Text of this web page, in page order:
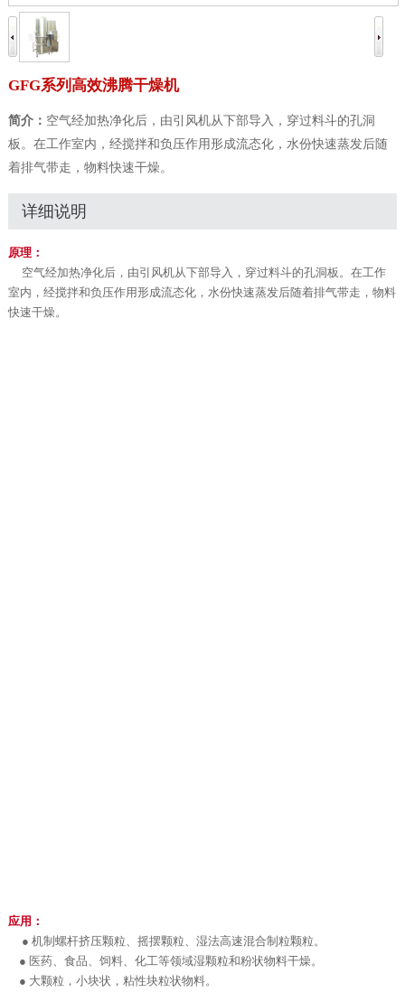
GFG系列高效沸腾干燥机
简介： 空气经加热净化后，由引风机从下部导入，穿过料斗的孔洞
板。在工作室内，经搅拌和负压作用形成流态化，水份快速蒸发后随
着排气带走，物料快速干燥。
详细说明
原理：
空气经加热净化后，由引风机从下部导入，穿过料斗的孔洞板。在工作
室内，经搅拌和负压作用形成流态化，水份快速蒸发后随着排气带走，物料
快速干燥。
应用：
● 机制螺杆挤压颗粒、摇摆颗粒、湿法高速混合制粒颗粒。
● 医药、食品、饲料、化工等领域湿颗粒和粉状物料干燥。
● 大颗粒，小块状，粘性块粒状物料。